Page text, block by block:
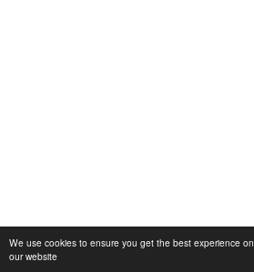
We use cookies to ensure you get the best experience on
our website